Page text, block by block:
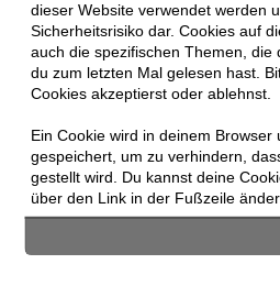
dieser Website verwendet werden
Sicherheitsrisiko dar. Cookies auf
auch die spezifischen Themen, die
du zum letzten Mal gelesen hast.
Cookies akzeptierst oder ablehnst.
Ein Cookie wird in deinem Browser
gespeichert, um zu verhindern,
gestellt wird. Du kannst deine
über den Link in der Fußzeile